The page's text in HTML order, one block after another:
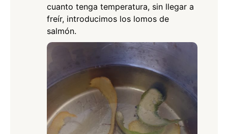
cuanto tenga temperatura, sin llegar a
freír, introducimos los lomos de
salmón.